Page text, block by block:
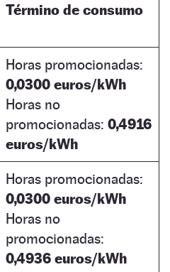
Término de consumo
Horas promocionadas:
0,0300 euros/kWh
Horas no
promocionadas: 0,4916
euros/kWh
Horas promocionadas:
0,0300 euros/kWh
Horas no
promocionadas:
0,4936 euros/kWh